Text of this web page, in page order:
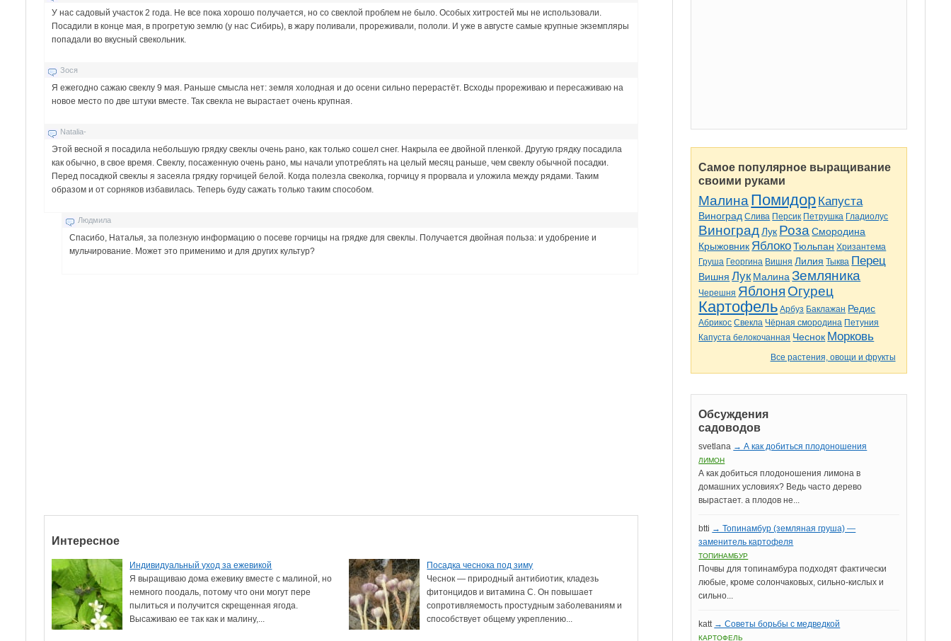
У нас садовый участок 2 года. Не все пока хорошо получается, но со свеклой проблем не было. Особых хитростей мы не использовали.
Посадили в конце мая, в прогретую землю (у нас Сибирь), в жару поливали, прореживали, пололи. И уже в августе самые крупные экземпляры
попадали во вкусный свекольник.
Зося
Я ежегодно сажаю свеклу 9 мая. Раньше смысла нет: земля холодная и до осени сильно перерастёт. Всходы прореживаю и пересаживаю на
новое место по две штуки вместе. Так свекла не вырастает очень крупная.
Natalia-
Этой весной я посадила небольшую грядку свеклы очень рано, как только сошел снег. Накрыла ее двойной пленкой. Другую грядку посадила
как обычно, в свое время. Свеклу, посаженную очень рано, мы начали употреблять на целый месяц раньше, чем свеклу обычной посадки.
Перед посадкой свеклы я засеяла грядку горчицей белой. Когда полезла свеколка, горчицу я прорвала и уложила между рядами. Таким
образом и от сорняков избавилась. Теперь буду сажать только таким способом.
Людмила
Спасибо, Наталья, за полезную информацию о посеве горчицы на грядке для свеклы. Получается двойная польза: и удобрение и
мульчирование. Может это применимо и для других культур?
Интересное
Индивидуальный уход за ежевикой
Я выращиваю дома ежевику вместе с малиной, но
немного поодаль, потому что они могут пере
пылиться и получится скрещенная ягода.
Высаживаю ее так как и малину,...
Посадка чеснока под зиму
Чеснок — природный антибиотик, кладезь
фитонцидов и витамина С. Он повышает
сопротивляемость простудным заболеваниям и
способствует общему укреплению...
Самое популярное выращивание
своими руками
Малина Помидор Капуста
Виноград Слива Персик Петрушка Гладиолус
Виноград Лук Роза Смородина
Крыжовник Яблоко Тюльпан Хризантема
Груша Георгина Вишня Лилия Тыква Перец
Вишня Лук Малина Земляника
Черешня Яблоня Огурец
Картофель Арбуз Баклажан Редис
Абрикос Свекла Чёрная смородина Петуния
Капуста белокочанная Чеснок Морковь
Все растения, овощи и фрукты
Обсуждения
садоводов
svetlana → А как добиться плодоношения
ЛИМОН
А как добиться плодоношения лимона в
домашних условиях? Ведь часто дерево
вырастает. а плодов не...
btti → Топинамбур (земляная груша) —
заменитель картофеля
ТОПИНАМБУР
Почвы для топинамбура подходят фактически
любые, кроме солончаковых, сильно-кислых и
сильно...
katt → Советы борьбы с медведкой
КАРТОФЕЛЬ